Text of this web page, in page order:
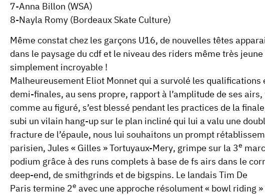
7-Anna Billon (WSA)
8-Nayla Romy (Bordeaux Skate Culture)
Même constat chez les garçons U16, de nouvelles têtes
dans le paysage du cdf et le niveau des riders même très
simplement incroyable !
Malheureusement Eliot Monnet qui a survolé les qualifications
demi-finales, au sens propre, rapport à l’amplitude de ses
comme au figuré, s’est blessé pendant les practices de la
subi un vilain hang-up sur le plan incliné qui lui a valu une
fracture de l’épaule, nous lui souhaitons un prompt
parisien, Jules « Gilles » Tortuyaux-Mery, grimpe sur la 3e
podium grâce à des runs complets à base de fs airs dans le
deep-end, de smithgrinds et de bigspins. Le landais Tim De
Paris termine 2e avec une approche résolument « bowl riding